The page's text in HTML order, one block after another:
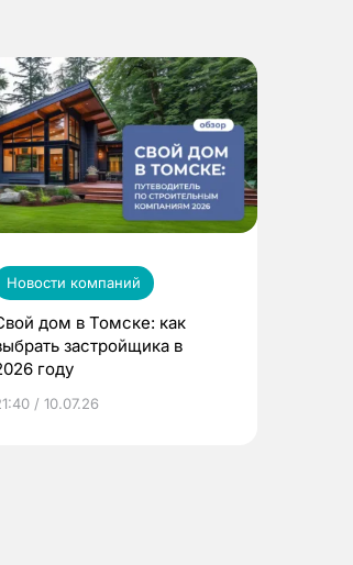
Новости компаний
дом в Томске: как
застройщика в
году
/ 10.07.26